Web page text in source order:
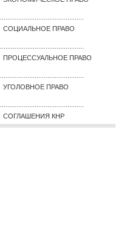
СОЦИАЛЬНОЕ ПРАВО
ПРОЦЕССУАЛЬНОЕ ПРАВО
УГОЛОВНОЕ ПРАВО
СОГЛАШЕНИЯ КНР